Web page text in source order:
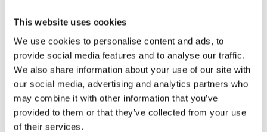
This website uses cookies
We use cookies to personalise content and ads, to
provide social media features and to analyse our traffic.
We also share information about your use of our site with
our social media, advertising and analytics partners who
may combine it with other information that you’ve
provided to them or that they’ve collected from your use
of their services.
BESKRIVNING
Flerfärgat cocktail/dessertglas i en varm
färgskala med olika variationer i färg och